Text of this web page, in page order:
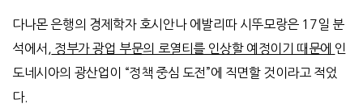
다나몬 은행의 경제학자 호시안나 에발리따 시뚜모랑은 17일 분
석에서,
정부가 광업 부문의 로열티를 인상할 예정이기 때문에 인
도네시아의 광산업이 “정책 중심 도전”에 직면할 것이라고 적었
다.